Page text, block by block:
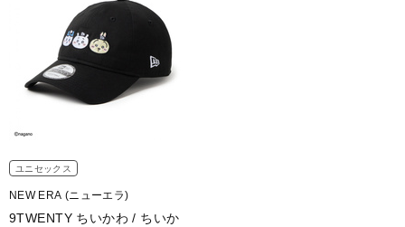
ユニセックス
NEW ERA (ニューエラ)
9TWENTY ちいかわ / ちいか